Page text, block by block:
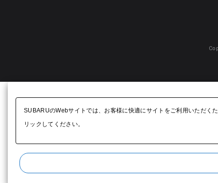
SUBARUのWebサイトでは、お客様に快適にサイトをご利用いただく
リックしてください。​